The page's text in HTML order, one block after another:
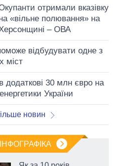
отримали вказівку
«вільне полювання» на
– ОВА
відбудувати одне з
міст
додаткові 30 млн євро на
України
новин
ІНФОГРАФІКА